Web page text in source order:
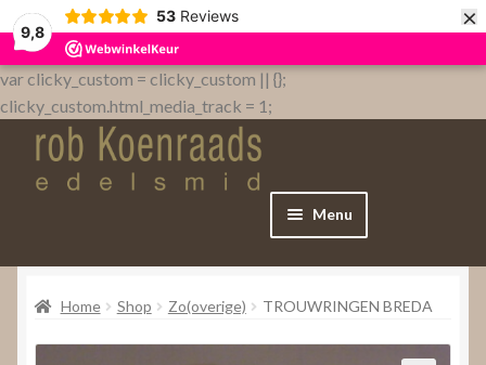
9,8
53 Reviews ×
var clicky_custom = clicky_custom || {};
clicky_custom.html_media_track = 1;
Menu
Home
Home Shop Zo(overige) TROUWRINGEN BREDA